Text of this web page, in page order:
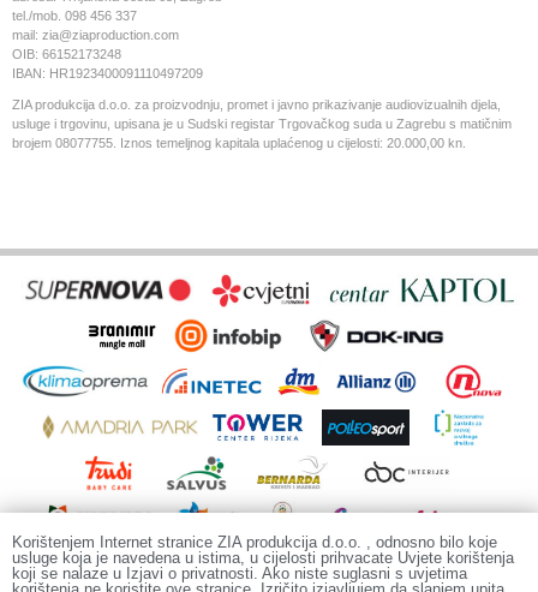
tel./mob. 098 456 337
mail: zia@ziaproduction.com
OIB: 66152173248
IBAN: HR1923400091110497209
ZIA produkcija d.o.o. za proizvodnju, promet i javno prikazivanje audiovizualnih djela,
usluge i trgovinu, upisana je u Sudski registar Trgovačkog suda u Zagrebu s matičnim
brojem 08077755. Iznos temeljnog kapitala uplaćenog u cijelosti: 20.000,00 kn.
Korištenjem Internet stranice ZIA produkcija d.o.o. , odnosno bilo koje
usluge koja je navedena u istima, u cijelosti prihvacate Uvjete korištenja
koji se nalaze u Izjavi o privatnosti. Ako niste suglasni s uvjetima